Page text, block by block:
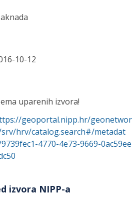
10-12
uparenih izvora!
geoportal.nipp.hr/geonetwor
hrv/catalog.search#/metadat
4770-4e73-9669-0ac59ee
izvora NIPP-a